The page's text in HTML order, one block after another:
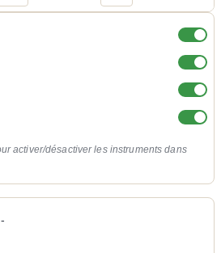
activer/désactiver les instruments dans